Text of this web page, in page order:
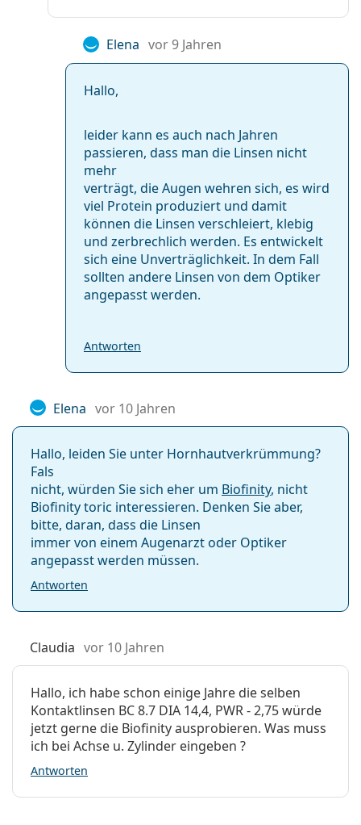
Elena vor 9 Jahren
Hallo,
leider kann es auch nach Jahren
passieren, dass man die Linsen nicht
mehr
verträgt, die Augen wehren sich, es wird
viel Protein produziert und damit
können die Linsen verschleiert, klebig
und zerbrechlich werden. Es entwickelt
sich eine Unverträglichkeit. In dem Fall
sollten andere Linsen von dem Optiker
angepasst werden.
Antworten
Elena vor 10 Jahren
Hallo, leiden Sie unter Hornhautverkrümmun­g?
Fals
nicht, würden Sie sich eher um Biofinity, nicht
Biofinity toric interessieren. Denken Sie aber,
bitte, daran, dass die Linsen
immer von einem Augenarzt oder Optiker
angepasst werden müssen.
Antworten
Claudia vor 10 Jahren
Hallo, ich habe schon einige Jahre die selben
Kontaktlinsen BC 8.7 DIA 14,4, PWR - 2,75 würde
jetzt gerne die Biofinity ausprobieren. Was muss
ich bei Achse u. Zylinder eingeben ?
Antworten